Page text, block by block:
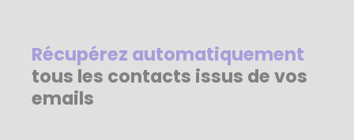
Récupérez automatiquement
tous les contacts issus de vos
emails